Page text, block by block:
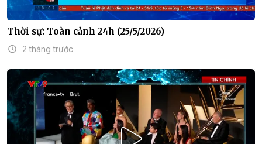
Thời sự: Toàn cảnh 24h (25/5/2026)
2 tháng trước